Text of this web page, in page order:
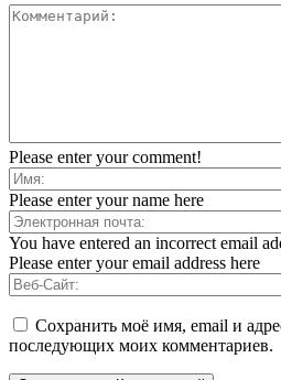
Please enter your comment!
Please enter your name here
You have entered an incorrect email
Please enter your email address here
Сохранить моё имя, email и
последующих моих комментариев.